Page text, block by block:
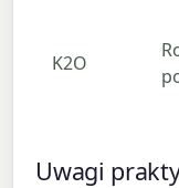
K2O
Uwagi